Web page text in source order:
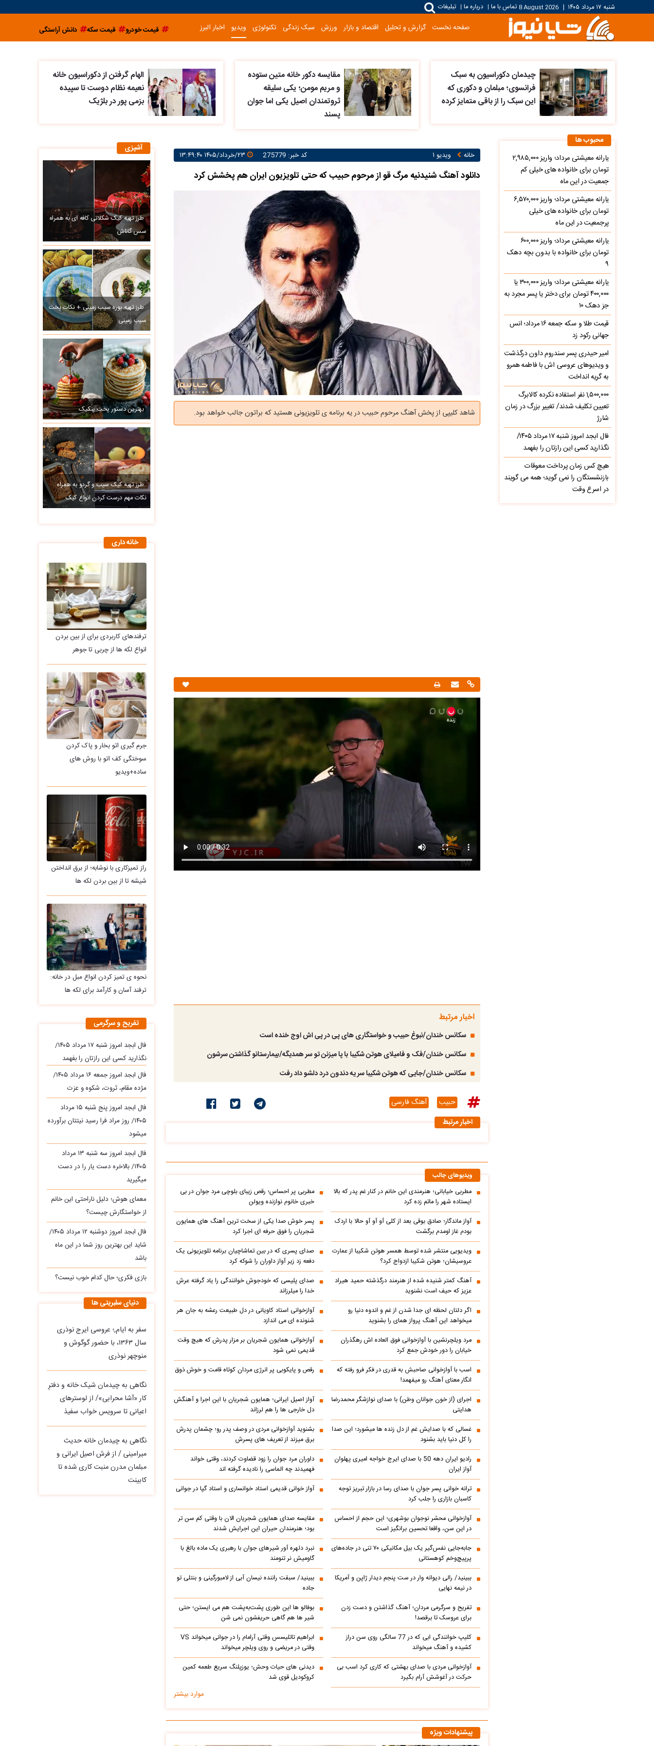
شنبه ۱۷ مرداد ۱۴۰۵ |
8 August 2026تماس با ما | درباره ما | تبلیغات
صفحه نخست گزارش و تحلیل اقتصاد و بازار ورزش سبک زندگی تکنولوژی ویدیو اخبار البرز قیمت خودرو قیمت سکه دانش آراستگی
چیدمان دکوراسیون به سبک
فرانسوی؛ مبلمان و دکوری که
این سبک را از باقی متمایز کرده
مقایسه دکور خانه متین ستوده
و مریم مومن؛ یکی سلیقه
ثروتمندان اصیل یکی اما جوان
پسند
الهام گرفتن از دکوراسیون خانه
نعیمه نظام دوست تا سپیده
بزمی پور در بلژیک
خانه ویدیو ۱ کد خبر: 275779
دانلود آهنگ شنیدنیه مرگ قو از مرحوم حبیب که حتی تلویزیون ایران هم پخشش کرد
شاهد کلیپی از پخش آهنگ مرحوم حبیب در یه برنامه ی تلویزیونی هستید که براتون جالب خواهد بود.
اخبار مرتبط
سکانس خندان/نبوغ حبیب و خواستگاری های پی در پی اش اوج خنده است
سکانس خندان/فک و فامیلای هوتن شکیبا با پا میزنن تو سر همدیگه/بیمارستانو گذاشتن سرشون
سکانس خندان/جایی که هوتن شکیبا سر یه دندون درد دلشو داد رفت
حبیب
آهنگ فارسی
اخبار مرتبط
ویدیوهای جالب
مطربی خیابانی؛ هنرمندی این خانم در کنار غم پدر که بالا
ایستاده شهر را ماتم زده کرد
مطربی پر احساس؛ رقص زیبای بلوچی مرد جوان در بی
خبری خانوم نوازنده ویولن
آواز ماندگار؛ صادق بوقی بعد از کلی آو آو آو حالا با اردک
بودم غاز اومدم برگشت
پسر خوش صدا یکی از سخت ترین آهنگ های همایون
شجریان را فوق حرفه ای اجرا کرد
ویدیویی منتشر شده توسط همسر هوتن شکیبا از عمارت
عروسیشان؛ هوتن شکیبا ازدواج کرد؟
صدای پسری که در بین تماشاچیان برنامه تلویزیونی یک
دفعه زد زیر آواز داوران را شوکه کرد
آهنگ کمتر شنیده شده از هنرمند درگذشته حمید هیراد
عزیز که حیف است نشنوید
صدای پلیسی که خودجوش خوانندگی را یاد گرفته عرش
خدا را میلرزاند
اگر دلتان لحظه ای جدا شدن از غم و اندوه دنیا رو
میخواهد این آهنگ پرواز همای را بشنوید
آوازخوانی استاد کاویانی در دل طبیعت رعشه به جان هر
شنونده ای می اندازد
مرد ویلچرنشین با آوازخوانی فوق العاده اش رهگذران
خیابان را دور خودش جمع کرد
آوازخوانی همایون شجریان بر مزار پدرش که هیچ وقت
قدیمی نمی شود
اسب با آوازخوانی صاحبش به قدری در فکر فرو رفته که
انگار معنای آهنگ رو میفهمد!
رقص و پایکوبی پر انرژی مردان کوتاه قامت و خوش ذوق
اجرای (از خون جوانان وطن) با صدای نوازشگر محمدرضا
هدایتی
آواز اصیل ایرانی؛ همایون شجریان با این اجرا و آهنگش
دل خارجی ها را هم لرزاند
غسالی که با صدایش غم از دل زنده ها میشورد؛ این صدا
را کل دنیا باید بشنود
بشنوید آوازخوانی مردی در وصف پدر رو؛ چشمان پدرش
برق میزند از تعریف های پسرش
رادیو ایران دهه 50 با صدای ایرج خواجه امیری پهلوان
آواز ایران
داوران مرد جوان را زود قضاوت کردند، وقتی خواند
فهمیدند چه الماسی را نادیده گرفته اند
ترانه خوانی پسر جوان با صدای رسا در بازار تبریز توجه
کاسبان بازاری را جلب کرد
آواز خوانی قدیمی استاد خوانساری و استاد گپا در جوانی
آوازخوانی محشر نوجوان بوشهری؛ این حجم از احساس
در این سن، واقعا تحسین‌ برانگیز است
مقایسه صدای همایون شجریان الان با وقتی کم سن تر
بود؛ هنرمندان حیران این اجرایش شدند
جابه‌جایی نفس‌گیر یک بیل مکانیکی ۷۰ تنی در جاده‌های
پرپیچ‌وخم کوهستانی
نبرد دلهره آور شیرهای جوان با رهبری یک ماده بالغ با
گاومیش نر تنومند
ببینید/ رالی دیوانه وار در ست پنجم دیدار ژاپن و آمریکا
در نیمه نهایی
ببینید/ سبقت راننده نیسان آبی از لامبورگینی و بنتلی تو
جاده
تفریح و سرگرمی مردان؛ آهنگ گذاشتن و دست زدن
برای عروسک تا برقصد!
بوفالو ها این‌ طوری پشت‌به‌پشت هم می‌ ایستن؛ حتی
شیر ها هم گاهی حریفشون نمی‌ شن
کلیپ خوانندگی ابی که در 77 سالگی روی سن دراز
کشیده و آهنگ میخواند
ابراهیم تاتلیسس وقتی آرامام را در جوانی میخواند VS
وقتی در مریضی و روی ویلچر میخواند
آوازخوانی مردی با صدای بهشتی که کاری کرد اسب بی
حرکت در آغوشش آرام بگیرد
دیدنی های حیات وحش؛ یوزپلنگ سریع طعمه کمین
کروکودیل قوی شد
موارد بیشتر
پیشنهادات ویژه
آشپزی
طرز تهیه کیک شکلاتی کافه ای به همراه
سس گاناش
طرز تهیه پوره سیب زمینی + نکات پخت
سیب زمینی
بهترین دستور پخت پنکیک
طرز تهیه کیک سیب و گردو به همراه
نکات مهم درست کردن انواع کیک
خانه داری
ترفندهای کاربردی برای از بین بردن
انواع لکه ها از چربی تا جوهر
جرم گیری اتو بخار و پاک کردن
سوختگی کف اتو با روش های
ساده+ویدیو
راز تمیزکاری با نوشابه؛ از برق انداختن
شیشه تا از بین بردن لکه ها
نحوه ی تمیز کردن انواع مبل در خانه:
ترفند آسان و کارآمد برای لکه ها
تفریح و سرگرمی
فال ابجد امروز شنبه ۱۷ مرداد ۱۴۰۵/
نگذارید کسی این رازتان را بفهمد
فال ابجد امروز جمعه ۱۶ مرداد ۱۴۰۵/
مژده مقام، ثروت، شکوه و عزت
فال ابجد امروز پنج شنبه ۱۵ مرداد
۱۴۰۵/ روز مراد فرا رسید نیتتان برآورده
میشود
فال ابجد امروز سه‌ شنبه ۱۳ مرداد
۱۴۰۵/ بالاخره دست یار را در دست
میگیرید
معمای هوش؛ دلیل ناراحتی این خانم
از خواستگارش چیست؟
فال ابجد امروز دوشنبه ۱۲ مرداد ۱۴۰۵/
شاید این بهترین روز شما در این ماه
باشد
بازی فکری؛ حال کدام خوب نیست؟
دنیای سلبریتی ها
سفر به ایام,؛ عروسی ایرج نوذری
سال ۱۳۶۳، با حضور گوگوش و
منوچهر نوذری
نگاهی به چیدمان شیک خانه و دفترِ
کار «آشا محرابی»/ از لوسترهای
اعیانی تا سرویس خواب سفیذ
نگاهی به چیدمان خانه حدیث
میرامینی / از فرش اصیل ایرانی و
مبلمان مدرن منبت‌ کاری‌ شده تا
کابینت
محبوب ها
یارانه معیشتی مرداد؛ واریز ۲,۹۸۵,۰۰۰
تومان برای خانواده های خیلی کم
جمعیت در این ماه
یارانه معیشتی مرداد؛ واریز ۶,۵۷۰,۰۰۰
تومان برای خانواده های خیلی
پرجمعیت در این ماه
یارانه معیشتی مرداد؛ واریز ۶۰۰,۰۰۰
تومان برای خانواده با بدون بچه دهک
۹
یارانه معیشتی مرداد؛ واریز ۳۰۰,۰۰۰ یا
۴۰۰,۰۰۰ تومان برای دختر یا پسر مجرد به
جز دهک ۱۰
قیمت طلا و سکه جمعه ۱۶ مرداد؛ انس
جهانی رکود زد
امیر حیدری پسر سندروم داون درگذشت
و ویدیوهای عروسی اش با فاطمه همرو
به گریه انداخت
۱,۵۰۰,۰۰۰ نفر استفاده نکرده کالابرگ
تعیین تکلیف شدند/ تغییر بزرگ در زمان
شارژ
فال ابجد امروز شنبه ۱۷ مرداد ۱۴۰۵/
نگذارید کسی این رازتان را بفهمد
هیچ کس زمان پرداخت معوقات
بازنشستگان را نمی گوید؛ همه می گویند
در اسرع وقت